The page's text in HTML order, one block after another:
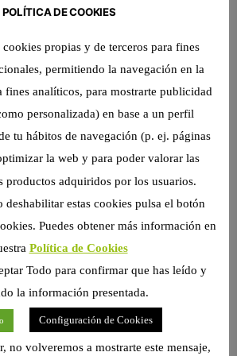
ALIMENTACIÓN GATOS
importante la comida
mi gato?
A la hora de adquirir los
para tu gato, siempre suelen
con respecto cuál es el ideal para
POLÍTICA DE COOKIES
propias y de terceros para fines
permitiendo la navegación en la
fines analíticos, para mostrarte publicidad
personalizada) en base a un perfil
tu hábitos de navegación (p. ej. páginas
la web y para poder valorar las
productos adquiridos por los usuarios.
deshabilitar estas cookies pulsa el botón
Puedes obtener más información en
Política de Cookies
Todo para confirmar que has leído y
la información presentada.
Configuración de Cookies
no volveremos a mostrarte este mensaje,